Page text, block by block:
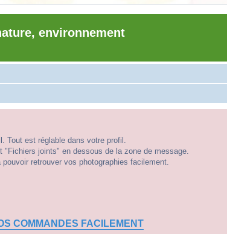
environnement
Tout est réglable dans votre profil.
joints" en dessous de la zone de message.
pouvoir retrouver vos photographies facilement.
COMMANDES FACILEMENT